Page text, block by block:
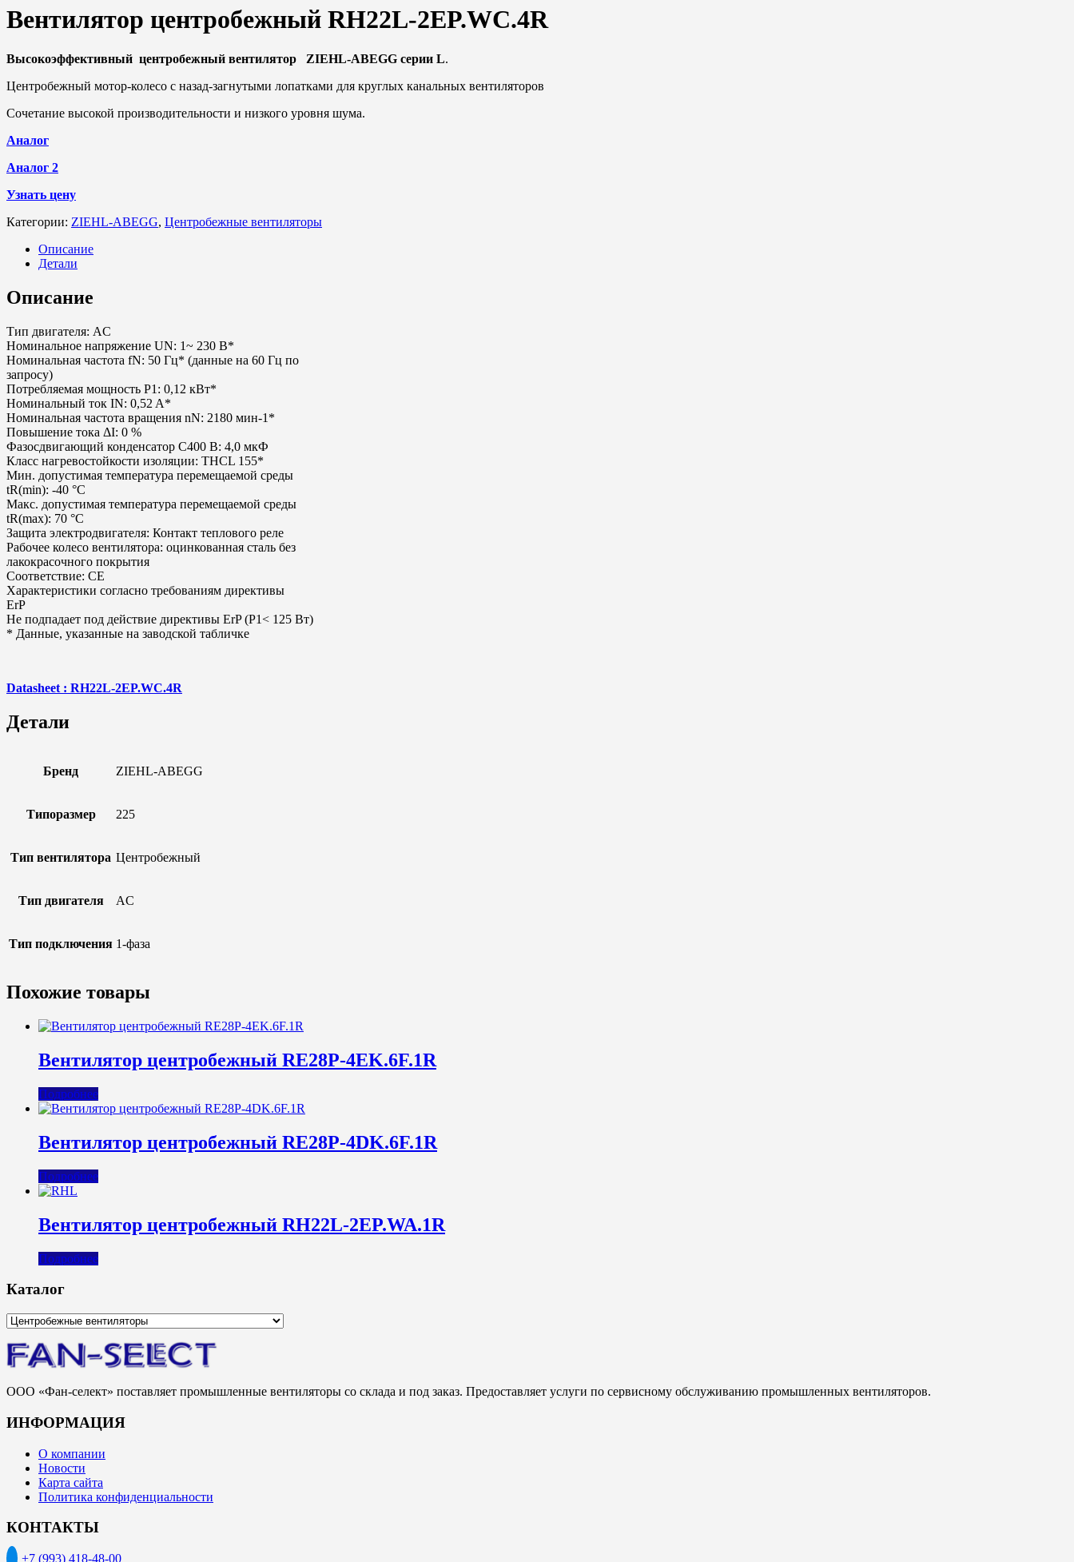
Вентилятор центробежный RH22L-2EP.WC.4R
Высокоэффективный центробежный вентилятор ZIEHL-ABEGG серии L.
Центробежный мотор-колесо с назад-загнутыми лопатками для круглых канальных вентиляторов
Сочетание высокой производительности и низкого уровня шума.
Аналог
Аналог 2
Узнать цену
Категории: ZIEHL-ABEGG, Центробежные вентиляторы
Описание
Детали
Описание
Тип двигателя: AC
Номинальное напряжение UN: 1~ 230 В*
Номинальная частота fN: 50 Гц* (данные на 60 Гц по
запросу)
Потребляемая мощность P1: 0,12 кВт*
Номинальный ток IN: 0,52 A*
Номинальная частота вращения nN: 2180 мин-1*
Повышение тока ΔI: 0 %
Фазосдвигающий конденсатор C400 В: 4,0 мкФ
Класс нагревостойкости изоляции: THCL 155*
Мин. допустимая температура перемещаемой среды
tR(min): -40 °C
Макс. допустимая температура перемещаемой среды
tR(max): 70 °C
Защита электродвигателя: Контакт теплового реле
Рабочее колесо вентилятора: оцинкованная сталь без
лакокрасочного покрытия
Соответствие: CE
Характеристики согласно требованиям директивы
ErP
Не подпадает под действие директивы ErP (P1< 125 Вт)
* Данные, указанные на заводской табличке
Datasheet : RH22L-2EP.WC.4R
Детали
Бренд ZIEHL-ABEGG
Типоразмер 225
Тип вентилятора Центробежный
Тип двигателя AC
Тип подключения 1-фаза
Похожие товары
Вентилятор центробежный RE28P-4EK.6F.1R
Подробнее
Вентилятор центробежный RE28P-4DK.6F.1R
Подробнее
Вентилятор центробежный RH22L-2EP.WA.1R
Подробнее
Каталог
ООО «Фан-селект» поставляет промышленные вентиляторы со склада и под заказ. Предоставляет услуги по сервисному обслуживанию промышленных вентиляторов.
ИНФОРМАЦИЯ
О компании
Новости
Карта сайта
Политика конфиденциальности
КОНТАКТЫ
+7 (993) 418-48-00